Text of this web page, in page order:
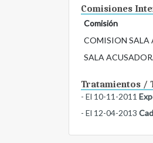
Comisiones
Comisión
COMISION SALA
SALA
Tratamientos /
- El 10-11-2011
- El 12-04-2013